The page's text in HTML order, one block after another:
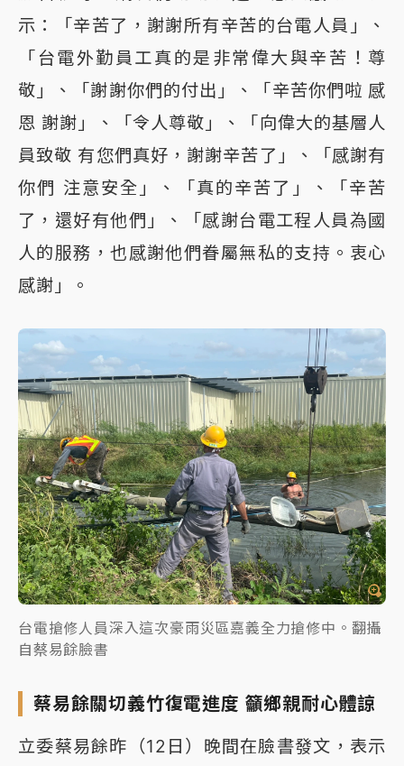
示：「辛苦了，謝謝所有辛苦的台電人員」、
「台電外勤員工真的是非常偉大與辛苦！尊
敬」、「謝謝你們的付出」、「辛苦你們啦 感
恩 謝謝」、「令人尊敬」、「向偉大的基層人
員致敬 有您們真好，謝謝辛苦了」、「感謝有
你們 注意安全」、「真的辛苦了」、「辛苦
了，還好有他們」、「感謝台電工程人員為國
人的服務，也感謝他們眷屬無私的支持。衷心
感謝」。
台電搶修人員深入這次豪雨災區嘉義全力搶修中。翻攝
自蔡易餘臉書
蔡易餘關切義竹復電進度 籲鄉親耐心體諒
立委蔡易餘昨（12日）晚間在臉書發文，表示